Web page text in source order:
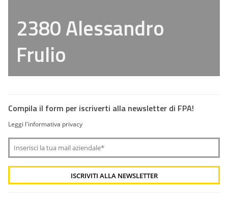
2380 Alessandro
Frulio
Compila il form per iscriverti alla newsletter di FPA!
Leggi l'informativa privacy